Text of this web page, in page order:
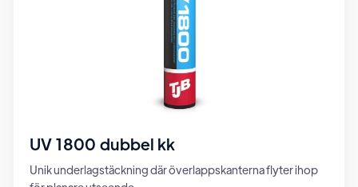
UV 1800 dubbel kk
Unik underlagstäckning där överlappskanterna flyter ihop